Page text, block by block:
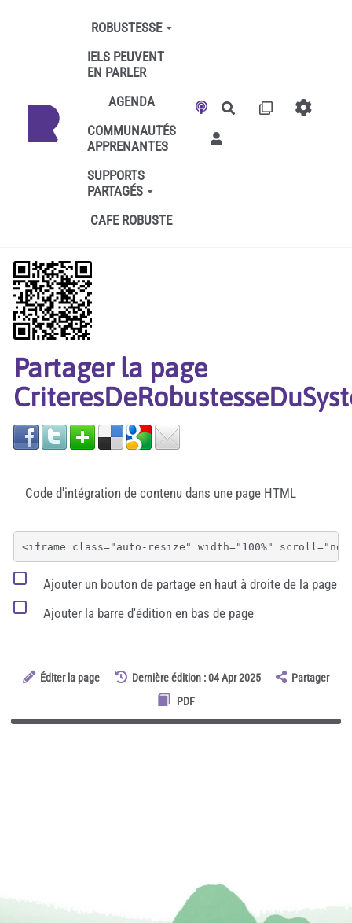
Aller au contenu principal
ROBUSTESSE
IELS PEUVENT
EN PARLER
AGENDA
COMMUNAUTÉS
APPRENANTES
SUPPORTS
PARTAGÉS
CAFE ROBUSTE
Rechercher
Partager la page
Code d'intégration de contenu dans une page HTML
Ajouter un bouton de partage en haut à droite de la page
Ajouter la barre d'édition en bas de page
Éditer la page Dernière édition : 04 Apr 2025
Partager
PDF